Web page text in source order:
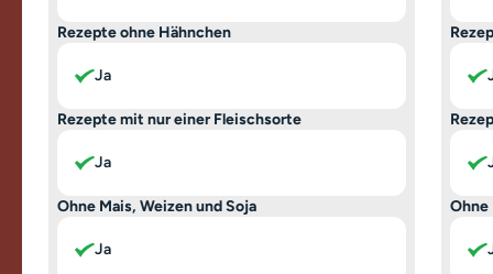
Rezepte ohne Hähnchen
Ja
Rezepte mit nur einer Fleischsorte
Ja
Ohne Mais, Weizen und Soja
Ja
Ohne